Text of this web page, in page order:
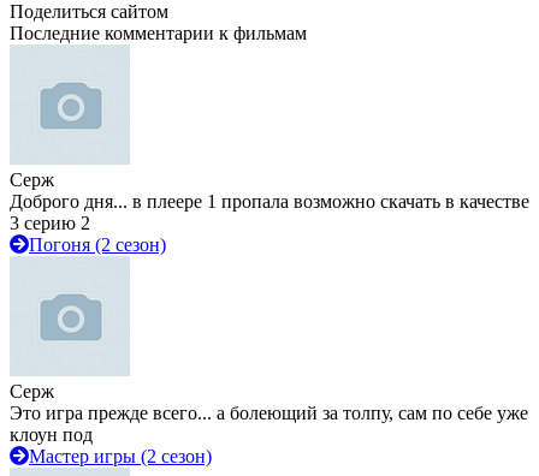
Поделиться сайтом
Последние комментарии к фильмам
Серж
Доброго дня... в плеере 1 пропала возможно скачать в качестве
3 серию 2
Погоня (2 сезон)
Серж
Это игра прежде всего... а болеющий за толпу, сам по себе уже
клоун под
Мастер игры (2 сезон)